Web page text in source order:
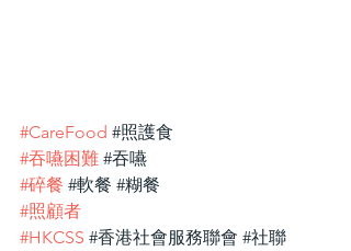
#CareFood #照護食
#吞嚥困難 #吞嚥
#碎餐 #軟餐 #糊餐
#照顧者
#HKCSS #香港社會服務聯會 #社聯